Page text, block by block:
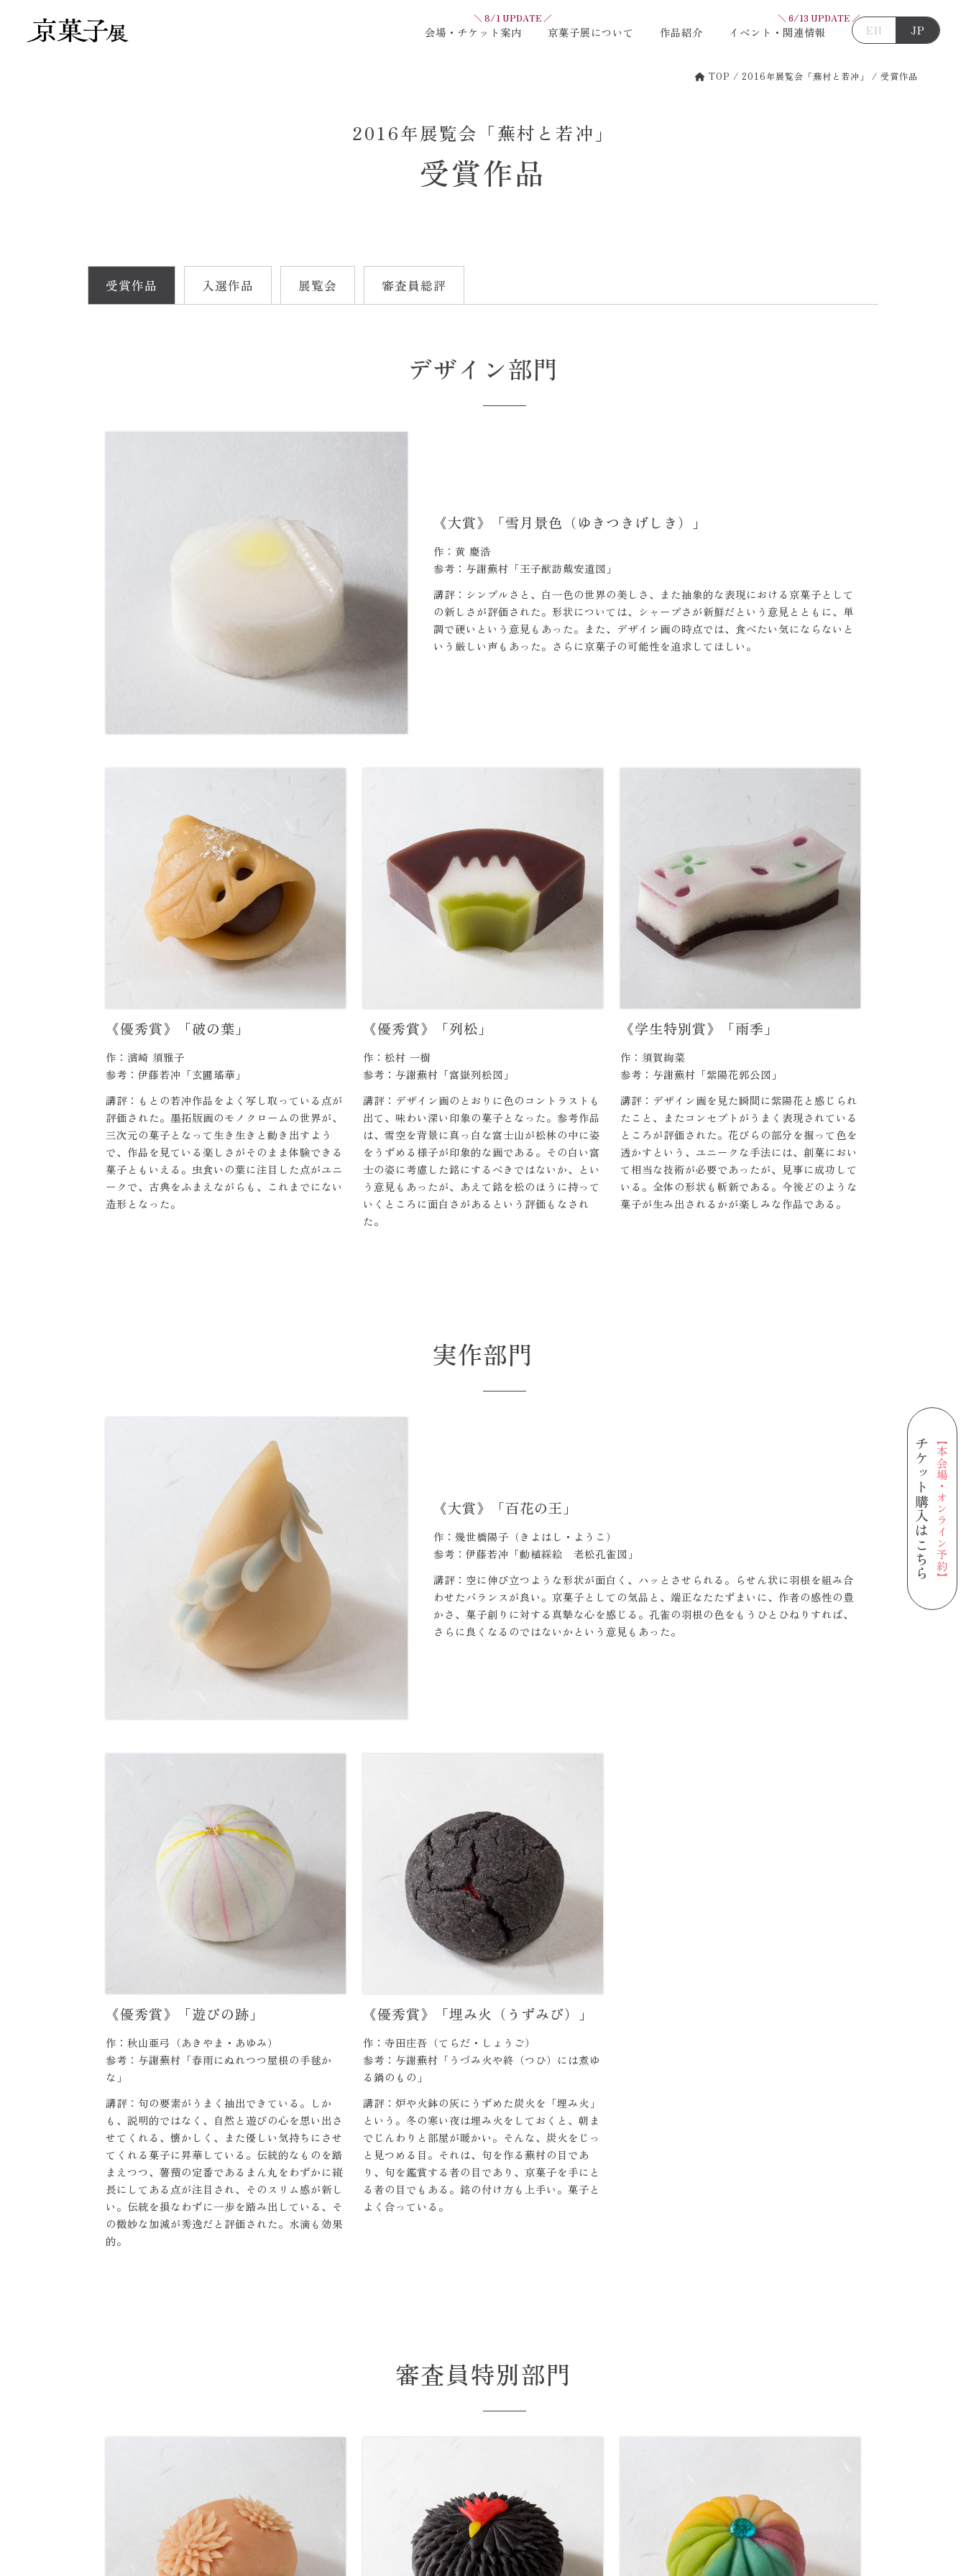
EN JP
【本会場・オンライン予約】
チケット購入はこちら
＼ 8/1 UPDATE ／
会場・チケット案内 京菓子展について 作品紹介
＼ 6/13 UPDATE ／
イベント・関連情報
TOP / 2016年展覧会「蕪村と若冲」 / 受賞作品
2016年展覧会「蕪村と若冲」
受賞作品
受賞作品 入選作品 展覧会 審査員総評
デザイン部門
《大賞》「雪月景色（ゆきつきげしき）」
作：黄 慶浩
参考：与謝蕪村「王子猷訪戴安道図」
講評：シンプルさと、白一色の世界の美しさ、また抽象的な表現における京菓子として
の新しさが評価された。形状については、シャープさが新鮮だという意見とともに、単
調で硬いという意見もあった。また、デザイン画の時点では、食べたい気にならないと
いう厳しい声もあった。さらに京菓子の可能性を追求してほしい。
《優秀賞》「破の葉」
作：濱崎 須雅子
参考：伊藤若冲「玄圃瑤華」
講評：もとの若冲作品をよく写し取っている点が
評価された。墨拓版画のモノクロームの世界が、
三次元の菓子となって生き生きと動き出すよう
で、作品を見ている楽しさがそのまま体験できる
菓子ともいえる。虫食いの葉に注目した点がユニ
ークで、古典をふまえながらも、これまでにない
造形となった。
《優秀賞》「列松」
作：松村 一樹
参考：与謝蕪村「富嶽列松図」
講評：デザイン画のとおりに色のコントラストも
出て、味わい深い印象の菓子となった。参考作品
は、雪空を背景に真っ白な富士山が松林の中に姿
をうずめる様子が印象的な画である。その白い富
士の姿に考慮した銘にするべきではないか、とい
う意見もあったが、あえて銘を松のほうに持って
いくところに面白さがあるという評価もなされ
た。
《学生特別賞》「雨季」
作：須賀絢菜
参考：与謝蕪村「紫陽花郭公図」
講評：デザイン画を見た瞬間に紫陽花と感じられ
たこと、またコンセプトがうまく表現されている
ところが評価された。花びらの部分を掘って色を
透かすという、ユニークな手法には、創菓におい
て相当な技術が必要であったが、見事に成功して
いる。全体の形状も斬新である。今後どのような
菓子が生み出されるかが楽しみな作品である。
実作部門
《大賞》「百花の王」
作：幾世橋陽子（きよはし・ようこ）
参考：伊藤若冲「動植綵絵 老松孔雀図」
講評：空に伸び立つような形状が面白く、ハッとさせられる。らせん状に羽根を組み合
わせたバランスが良い。京菓子としての気品と、端正なたたずまいに、作者の感性の豊
かさ、菓子創りに対する真摯な心を感じる。孔雀の羽根の色をもうひとひねりすれば、
さらに良くなるのではないかという意見もあった。
《優秀賞》「遊びの跡」
作：秋山亜弓（あきやま・あゆみ）
参考：与謝蕪村「春雨にぬれつつ屋根の手毬か
な」
講評：句の要素がうまく抽出できている。しか
も、説明的ではなく、自然と遊びの心を思い出さ
せてくれる、懐かしく、また優しい気持ちにさせ
てくれる菓子に昇華している。伝統的なものを踏
まえつつ、薯蕷の定番であるまん丸をわずかに縦
長にしてある点が注目され、そのスリム感が新し
い。伝統を損なわずに一歩を踏み出している、そ
の微妙な加減が秀逸だと評価された。水滴も効果
的。
《優秀賞》「埋み火（うずみび）」
作：寺田庄吾（てらだ・しょうご）
参考：与謝蕪村「うづみ火や終（つひ）には煮ゆ
る鍋のもの」
講評：炉や火鉢の灰にうずめた炭火を「埋み火」
という。冬の寒い夜は埋み火をしておくと、朝ま
でじんわりと部屋が暖かい。そんな、炭火をじっ
と見つめる目。それは、句を作る蕪村の目であ
り、句を鑑賞する者の目であり、京菓子を手にと
る者の目でもある。銘の付け方も上手い。菓子と
よく合っている。
審査員特別部門